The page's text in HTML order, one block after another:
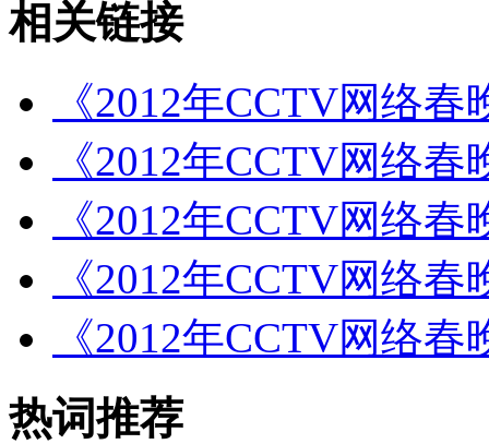
相关链接
《2012年CCTV网络
《2012年CCTV网络
《2012年CCTV网络
《2012年CCTV网络
《2012年CCTV网络
热词推荐